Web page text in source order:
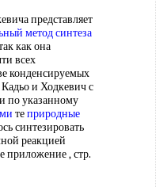
представляет
методсинтеза
как она
всех
конденсируемых
и Ходкевич с
по указанному
теприродные
синтезировать
реакцией
приложение , стр.